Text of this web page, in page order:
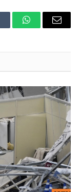
WhatsAppEmail